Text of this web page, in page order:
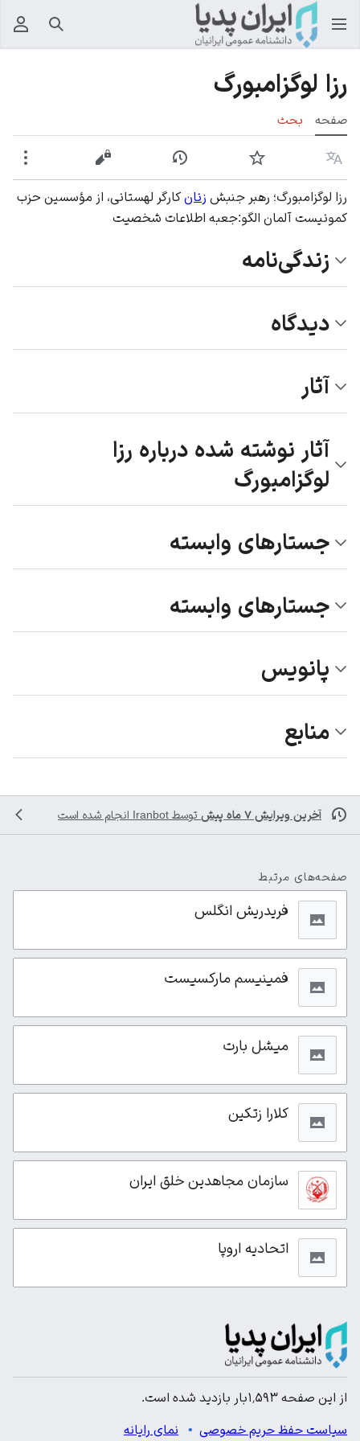
جستجو
رزا لوگزامبورگ
صفحه بحث
زبان پیگیری نمایش تاریخچهنمایش مبدأ
رزا لوگزامبورگ؛ رهبر جنبش زنان کارگر لهستانی، از مؤسسین حزب
کمونیست آلمان الگو:جعبه اطلاعات شخصیت
زندگی‌نامه
دیدگاه‌
آثار
آثار نوشته شده درباره رزا
لوگزامبورگ
جستارهای وابسته
جستارهای وابسته
پانویس
منابع
آخرین ویرایش ۷ ماه پیش توسط Iranbot انجام شده است
صفحه‌های مرتبط
فریدریش انگلس
فمینیسم مارکسیست
میشل بارت
کلارا زتکین
سازمان مجاهدین خلق ایران
اتحادیه اروپا
از این صفحه ۱٬۵۹۳بار بازدید شده است.
سیاست حفظ حریم خصوصی نمای رایانه